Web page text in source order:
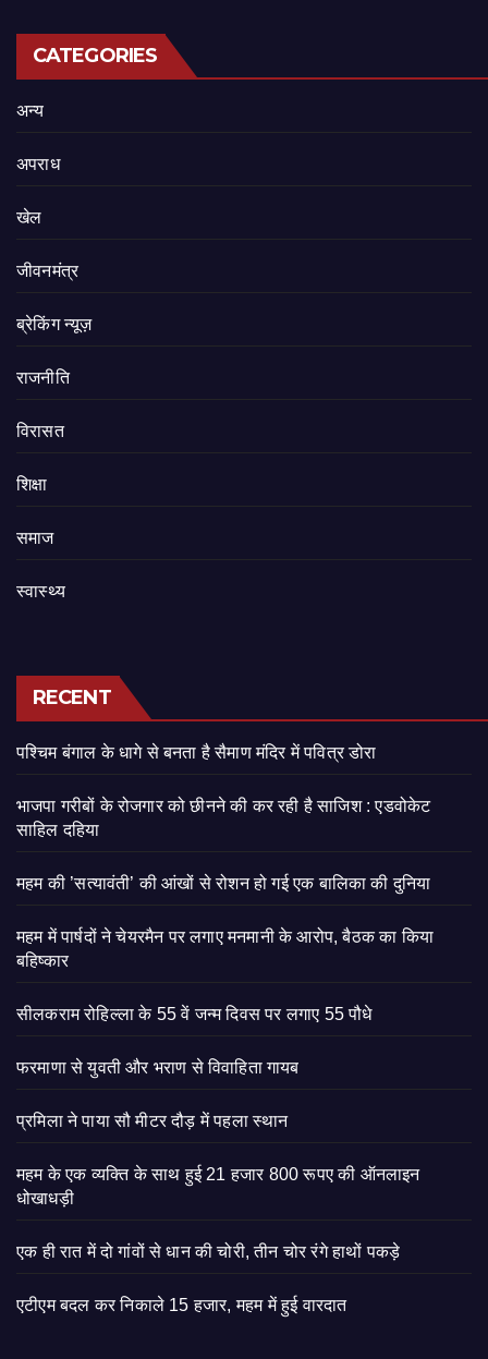
CATEGORIES
अन्य
अपराध
खेल
जीवनमंत्र
ब्रेकिंग न्यूज़
राजनीति
‍‍विरासत
शिक्षा
समाज
स्वास्थ्य
RECENT
पश्चिम बंगाल के धागे से बनता है सैमाण मंदिर में पवित्र डोरा
भाजपा गरीबों के रोजगार को छीनने की कर रही है साजिश : एडवोकेट
साहिल दहिया
महम की ’सत्यावंती’ की आंखों से रोशन हो गई एक बालिका की दुनिया
महम में पार्षदों ने चेयरमैन पर लगाए मनमानी के आरोप, बैठक का किया
बहिष्कार
सीलकराम रोहिल्ला के 55 वें जन्म दिवस पर लगाए 55 पौधे
फरमाणा से युवती और भराण से विवाहिता गायब
प्रमिला ने पाया सौ मीटर दौड़ में पहला स्थान
महम के एक व्यक्ति के साथ हुई 21 हजार 800 रूपए की ऑनलाइन
धोखाधड़ी
एक ही रात में दो गांवों से धान की चोरी, तीन चोर रंगे हाथों पकड़े
एटीएम बदल कर निकाले 15 हजार, महम में हुई वारदात